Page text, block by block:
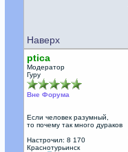
Наверх
ptica
Модератор
Гуру
Вне Форума
Если человек разумный,
то почему так много дураков
Настрочил: 8 170
Краснотурьинск